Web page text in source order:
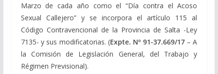
Marzo de cada año como el “Día contra el Acoso
Sexual Callejero” y se incorpora el artículo 115 al
Código Contravencional de la Provincia de Salta -Ley
7135- y sus modificatorias. (Expte. Nº 91-37.669/17– A
la Comisión de Legislación General, del Trabajo y
Régimen Previsional).